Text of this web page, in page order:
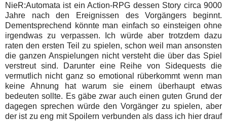
NieR:Automata ist ein Action-RPG dessen Story circa 9000
Jahre nach den Ereignissen des Vorgängers beginnt.
Dementsprechend könnte man einfach so einsteigen ohne
irgendwas zu verpassen. Ich würde aber trotzdem dazu
raten den ersten Teil zu spielen, schon weil man ansonsten
die ganzen Anspielungen nicht versteht die über das Spiel
verstreut sind. Darunter eine Reihe von Sidequests die
vermutlich nicht ganz so emotional rüberkommt wenn man
keine Ahnung hat warum sie einem überhaupt etwas
bedeuten sollte. Es gäbe zwar auch einen guten Grund der
dagegen sprechen würde den Vorgänger zu spielen, aber
der ist zu eng mit Spoilern verbunden als dass ich hier drauf